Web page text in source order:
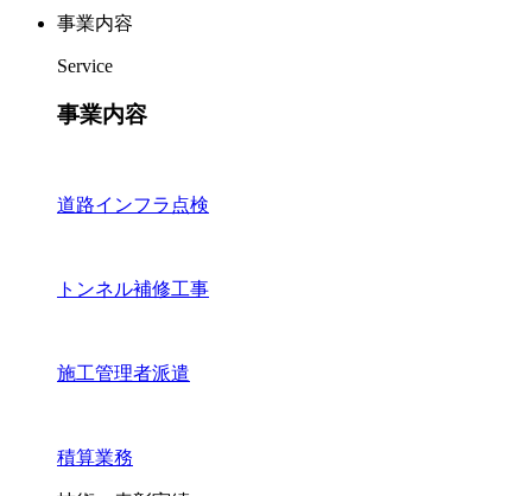
事業内容
Service
事業内容
道路インフラ点検
トンネル補修工事
施工管理者派遣
積算業務